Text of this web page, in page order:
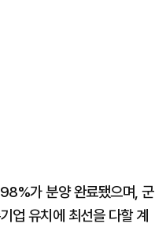
가 분양 완료됐으며, 군
업 유치에 최선을 다할 계